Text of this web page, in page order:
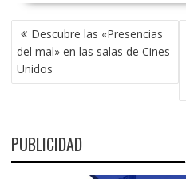
NAVEGACIÓN
DE
ENTRADAS
Descubre las «Presencias
del mal» en las salas de Cines
Unidos
PUBLICIDAD